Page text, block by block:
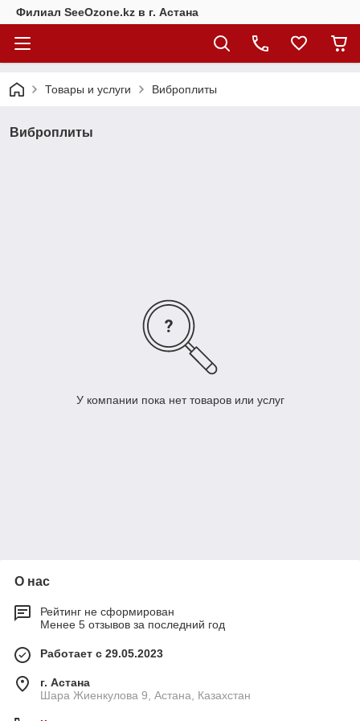
Филиал SeeOzone.kz в г. Астана
Товары и услуги Виброплиты
Виброплиты
У компании пока нет товаров или услуг
О нас
Рейтинг не сформирован
Менее 5 отзывов за последний год
Работает с 29.05.2023
г. Астана
Шара Жиенкулова 9, Астана, Казахстан